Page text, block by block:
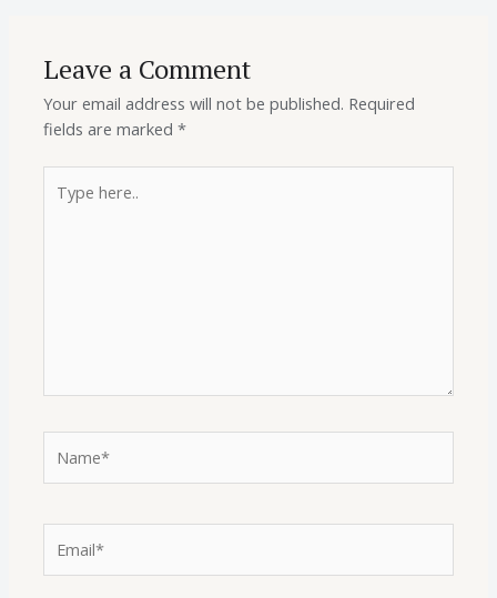
Leave a Comment
Your email address will not be published. Required
fields are marked*